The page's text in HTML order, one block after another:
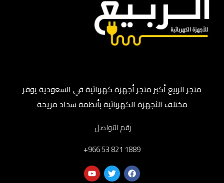
متجر الربيع أكبر متجر أجهزة كهربائية في السعودية يوفر
مختلف الأجهزة الكهربائية بأنظمة سداد مريحة
رقم التواصل
‎+966 53 821 1889